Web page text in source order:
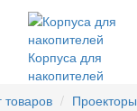
Корпуса для
накопителей
товаров Проекторы